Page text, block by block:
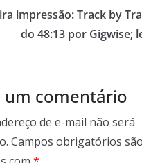
impressão: Track by
do 48:13 por Gigwise;
um comentário
de e-mail não será
Campos obrigatórios são